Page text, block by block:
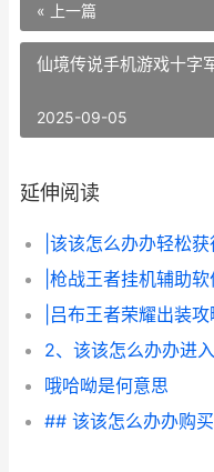
« 上一篇
仙境传说手机游戏十字
2025-09-05
延伸阅读
|枪战王者挂机辅助
|吕布王者荣耀出装
2、该该怎么办办进
哦哈呦是何意思
## 该该怎么办办购买